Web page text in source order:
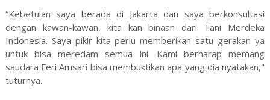
“Kebetulan saya berada di Jakarta dan saya berkonsultasi
dengan kawan-kawan, kita kan binaan dari Tani Merdeka
Indonesia. Saya pikir kita perlu memberikan satu gerakan ya
untuk bisa meredam semua ini. Kami berharap memang
saudara Feri Amsari bisa membuktikan apa yang dia nyatakan,"
tuturnya.